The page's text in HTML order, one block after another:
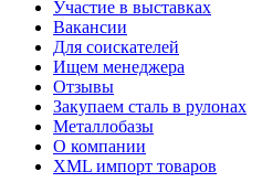
Участие в выставках
Вакансии
Для соискателей
Ищем менеджера
Отзывы
Закупаем сталь в рулонах
Металлобазы
О компании
XML импорт товаров